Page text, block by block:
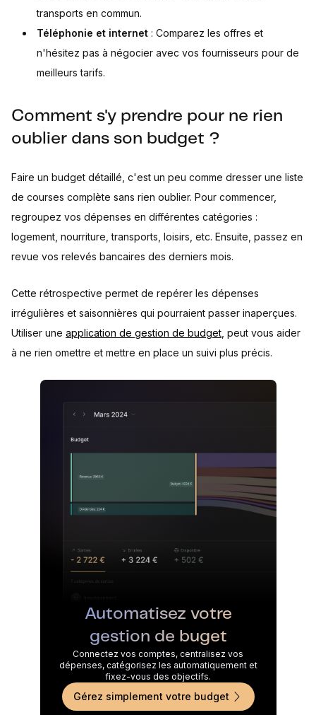
transports en commun.
Téléphonie et internet : Comparez les offres et
n'hésitez pas à négocier avec vos fournisseurs pour de
meilleurs tarifs.
Comment s'y prendre pour ne rien
oublier dans son budget ?
Faire un budget détaillé, c'est un peu comme dresser une liste
de courses complète sans rien oublier. Pour commencer,
regroupez vos dépenses en différentes catégories :
logement, nourriture, transports, loisirs, etc. Ensuite, passez en
revue vos relevés bancaires des derniers mois.
Cette rétrospective permet de repérer les dépenses
irrégulières et saisonnières qui pourraient passer inaperçues.
Utiliser une application de gestion de budget , peut vous aider
à ne rien omettre et mettre en place un suivi plus précis.
Automatisez votre
gestion de buget
Connectez vos comptes, centralisez vos
dépenses, catégorisez les automatiquement et
fixez-vous des objectifs.
Gérez simplement votre budget